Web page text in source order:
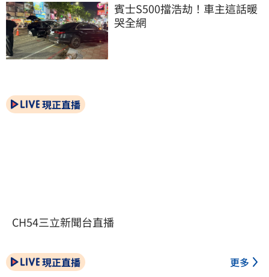
賓士S500擋浩劫！車主這話暖
哭全網
現正直播
CH54三立新聞台直播
現正直播 更多